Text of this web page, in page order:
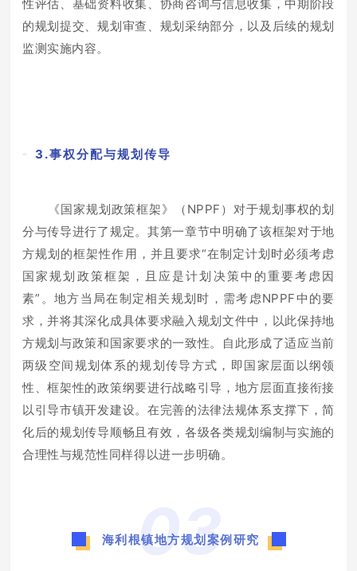
性评估、基础资料收集、协商咨询与信息收集，中期阶段
的规划提交、规划审查、规划采纳部分，以及后续的规划
监测实施内容。
3.事权分配与规划传导
《国家规划政策框架》（NPPF）对于规划事权的划
分与传导进行了规定。其第一章节中明确了该框架对于地
方规划的框架性作用，并且要求“在制定计划时必须考虑
国家规划政策框架，且应是计划决策中的重要考虑因
素”。地方当局在制定相关规划时，需考虑NPPF中的要
求，并将其深化成具体要求融入规划文件中，以此保持地
方规划与政策和国家要求的一致性。自此形成了适应当前
两级空间规划体系的规划传导方式，即国家层面以纲领
性、框架性的政策纲要进行战略引导，地方层面直接衔接
以引导市镇开发建设。在完善的法律法规体系支撑下，简
化后的规划传导顺畅且有效，各级各类规划编制与实施的
合理性与规范性同样得以进一步明确。
03
海利根镇地方规划案例研究